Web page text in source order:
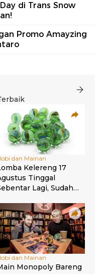
di Trans Snow
Promo Amayzing